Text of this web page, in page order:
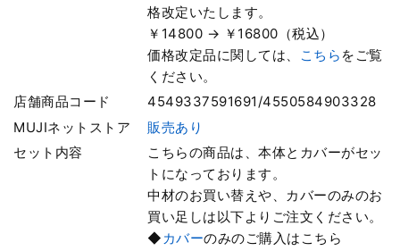
格改定いたします。
￥14800 → ￥16800（税込）
価格改定品に関しては、
こちら をご覧
ください。
店舗商品コード
4549337591691/4550584903328
MUJIネットストア
販売あり
セット内容
こちらの商品は、本体とカバーがセッ
トになっております。
中材のお買い替えや、カバーのみのお
買い足しは以下よりご注文ください。
◆ カバーのみのご購入はこちら